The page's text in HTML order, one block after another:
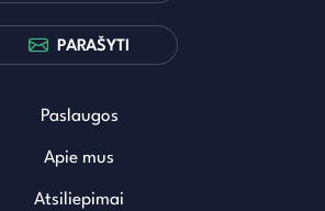
PARAŠYTI
Paslaugos
Apie mus
Atsiliepimai